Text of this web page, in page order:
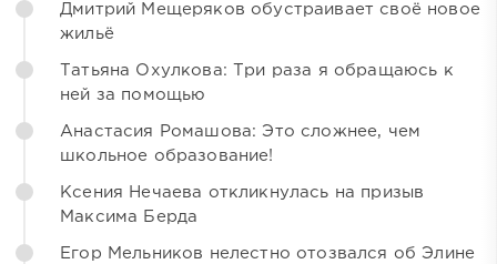
Дмитрий Мещеряков обустраивает своё новое
жильё
Татьяна Охулкова: Три раза я обращаюсь к
ней за помощью
Анастасия Ромашова: Это сложнее, чем
школьное образование!
Ксения Нечаева откликнулась на призыв
Максима Берда
Егор Мельников нелестно отозвался об Элине